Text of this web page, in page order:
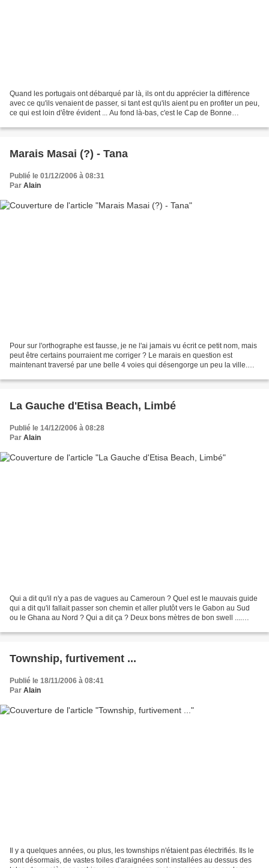
Quand les portugais ont débarqué par là, ils ont du apprécier la différence
avec ce qu'ils venaient de passer, si tant est qu'ils aient pu en profiter un peu,
ce qui est loin d'être évident ... Au fond là-bas, c'est le Cap de Bonne
Marais Masai (?) - Tana
Publié le 01/12/2006 à 08:31
Par Alain
Pour sur l'orthographe est fausse, je ne l'ai jamais vu écrit ce petit nom, mais
peut être certains pourraient me corriger ? Le marais en question est
maintenant traversé par une belle 4 voies qui désengorge un peu la ville.
La Gauche d'Etisa Beach, Limbé
Publié le 14/12/2006 à 08:28
Par Alain
Qui a dit qu'il n'y a pas de vagues au Cameroun ? Quel est le mauvais guide
qui a dit qu'il fallait passer son chemin et aller plutôt vers le Gabon au Sud
ou le Ghana au Nord ? Qui a dit ça ? Deux bons mètres de bon swell ....
Township, furtivement ...
Publié le 18/11/2006 à 08:41
Par Alain
Il y a quelques années, ou plus, les townships n'étaient pas électrifiés. Ils le
sont désormais, de vastes toiles d'araignées sont installées au dessus des